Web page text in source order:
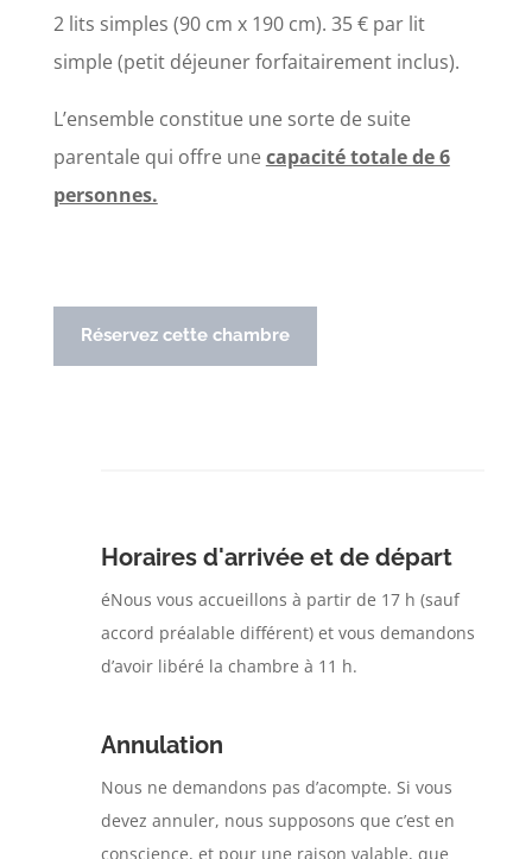
2 lits simples (90 cm x 190 cm). 35 € par lit
simple (petit déjeuner forfaitairement inclus).
L’ensemble constitue une sorte de suite
parentale qui offre unecapacité totale de 6
personnes.
Réservez cette chambre
Horaires d'arrivée et de départ
éNous vous accueillons à partir de 17 h (sauf
accord préalable différent) et vous demandons
d’avoir libéré la chambre à 11 h.
Annulation
Nous ne demandons pas d’acompte. Si vous
devez annuler, nous supposons que c’est en
conscience, et pour une raison valable, que